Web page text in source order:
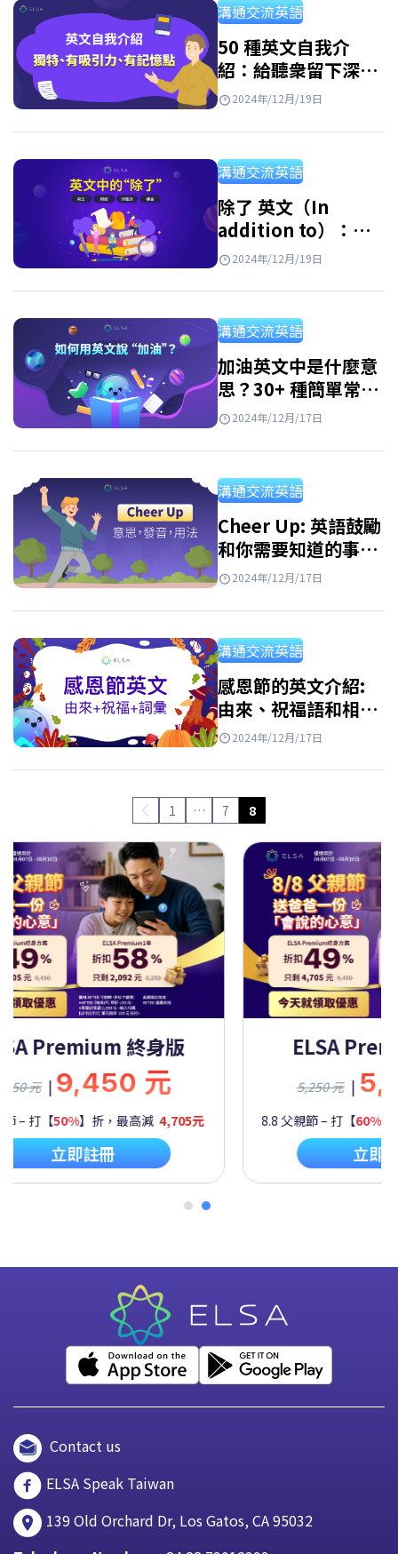
有詞彙就無法傳達訊息）。這顯示詞彙是語言
學習的基本要素。…
溝通交流英語
50 種英文自我介
紹：給聽衆留下深刻
且獨特的印象
2024年/12月/19日
溝通交流英語
除了 英文（In
addition to）：定
義、用法、結構與同
2024年/12月/19日
溝通交流英語
加油英文中是什麼意
思？30+ 種簡單常用
的英文激勵方式
2024年/12月/17日
溝通交流英語
Cheer Up: 英語鼓勵
和你需要知道的事
情！
2024年/12月/17日
溝通交流英語
感恩節的英文介紹:
由來、祝福語和相關
詞彙
2024年/12月/17日
1 … 7 8
Premium 一年
元 |5,250 元
打【60%】折，最高減2,092元
立即註冊
ELSA
9,450 元 |
8.8 父親節 – 打【50%】折
立即註冊
Contact us
ELSA Speak Taiwan
139 Old Orchard Dr, Los Gatos, CA 95032